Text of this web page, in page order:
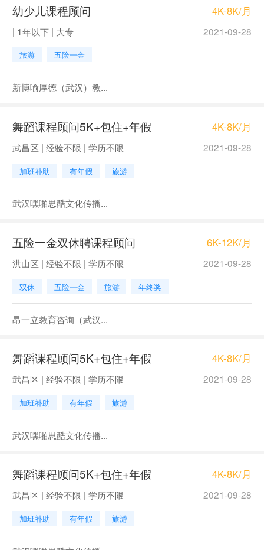
幼少儿课程顾问 4K-8K/月
| 1年以下 | 大专 2021-09-28
旅游 五险一金
新博喻厚德（武汉）教...
舞蹈课程顾问5K+包住+年假 4K-8K/月
武昌区 | 经验不限 | 学历不限 2021-09-28
加班补助 有年假 旅游
武汉嘿啪思酷文化传播...
五险一金双休聘课程顾问 6K-12K/月
洪山区 | 经验不限 | 学历不限 2021-09-28
双休 五险一金 旅游 年终奖
昂一立教育咨询（武汉...
舞蹈课程顾问5K+包住+年假 4K-8K/月
武昌区 | 经验不限 | 学历不限 2021-09-28
加班补助 有年假 旅游
武汉嘿啪思酷文化传播...
舞蹈课程顾问5K+包住+年假 4K-8K/月
武昌区 | 经验不限 | 学历不限 2021-09-28
加班补助 有年假 旅游